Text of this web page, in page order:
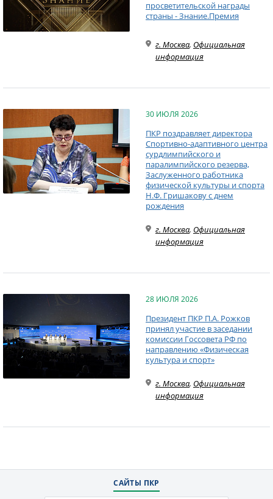
просветительской награды
страны - Знание.Премия
г. Москва, Официальная
информация
30 ИЮЛЯ 2026
ПКР поздравляет директора
Спортивно-адаптивного центра
сурдлимпийского и
паралимпийского резерва,
Заслуженного работника
физической культуры и спорта
Н.Ф. Гришакову с днем
рождения
г. Москва, Официальная
информация
28 ИЮЛЯ 2026
Президент ПКР П.А. Рожков
принял участие в заседании
комиссии Госсовета РФ по
направлению «Физическая
культура и спорт»
г. Москва, Официальная
информация
САЙТЫ ПКР